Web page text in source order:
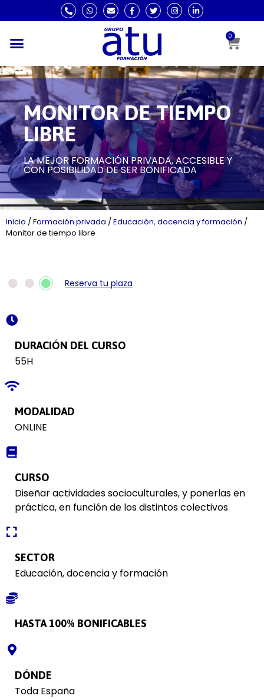
0
MONITOR DE TIEMPO
LIBRE
LA MEJOR FORMACIÓN PRIVADA, ACCESIBLE Y
CON POSIBILIDAD DE SER BONIFICADA
Inicio /Formación privada /Educación, docencia y formación /
Monitor de tiempo libre
Reserva tu plaza
DURACIÓN DEL CURSO
55H
MODALIDAD
ONLINE
CURSO
Diseñar actividades socioculturales, y ponerlas en
práctica, en función de los distintos colectivos
SECTOR
Educación, docencia y formación
HASTA 100% BONIFICABLES
DÓNDE
Toda España